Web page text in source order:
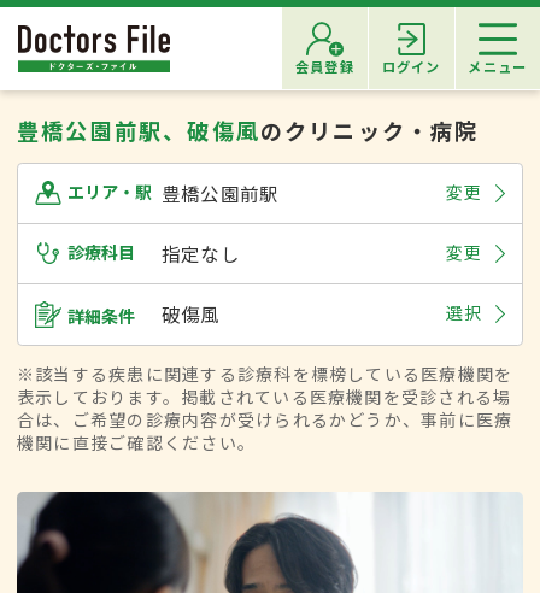
会員登録 ログイン メニュー
豊橋公園前駅、破傷風のクリニック・病院
エリア・駅 豊橋公園前駅 変更
診療科目 指定なし 変更
詳細条件 破傷風 選択
※該当する疾患に関連する診療科を標榜している医療機関を
表示しております。掲載されている医療機関を受診される場
合は、ご希望の診療内容が受けられるかどうか、事前に医療
機関に直接ご確認ください。